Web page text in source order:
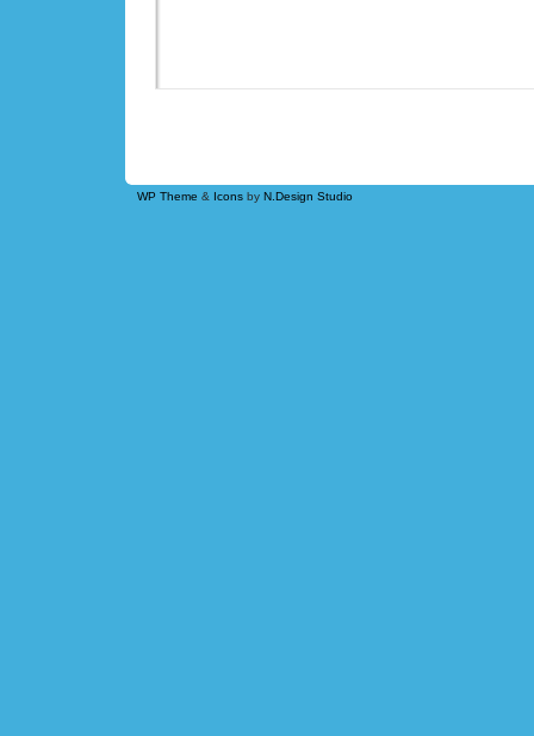
WP Theme & Icons by N.Design Studio